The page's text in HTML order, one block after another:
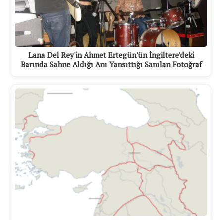
Lana Del Rey'in Ahmet Ertegün'ün İngiltere'deki
Barında Sahne Aldığı Anı Yansıttığı Sanılan Fotoğraf